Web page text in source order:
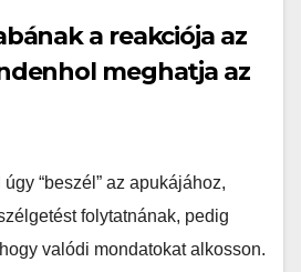
a reakciója az
meghatja az
“beszél” az apukájához,
folytatnának, pedig
valódi mondatokat alkosson.